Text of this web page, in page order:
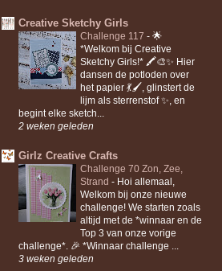
Creative Sketchy Girls
Challenge 117 - 🌟
*Welkom bij Creative
Sketchy Girls!* 🖍️🎨✨ Hier
dansen de potloden over
het papier 💃🖌️, glinstert de
lijm als sterrenstof ✨, en
begint elke sketch...
2 weken geleden
Girlz Creative Crafts
Challenge 70 Zon, Zee,
Strand - Hoi allemaal,
Welkom bij onze nieuwe
challenge! We starten zoals
altijd met de *winnaar en de
Top 3 van onze vorige
challenge*. 🎉 *Winnaar challenge ...
3 weken geleden